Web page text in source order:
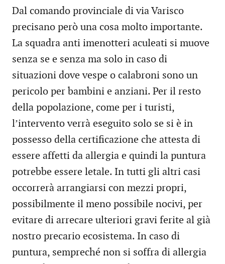
Dal comando provinciale di via Varisco
precisano però una cosa molto importante.
La squadra anti imenotteri aculeati si muove
senza se e senza ma solo in caso di
situazioni dove vespe o calabroni sono un
pericolo per bambini e anziani. Per il resto
della popolazione, come per i turisti,
l’intervento verrà eseguito solo se si è in
possesso della certificazione che attesta di
essere affetti da allergia e quindi la puntura
potrebbe essere letale. In tutti gli altri casi
occorrerà arrangiarsi con mezzi propri,
possibilmente il meno possibile nocivi, per
evitare di arrecare ulteriori gravi ferite al già
nostro precario ecosistema. In caso di
puntura, sempreché non si soffra di allergia